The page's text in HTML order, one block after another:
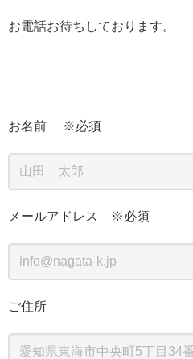
お電話お待ちしております。
お名前 ※必須
メールアドレス ※必須
ご住所